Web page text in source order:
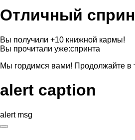
Отличный
Вы получили +10 книжной кармы!
Вы прочитали уже:спринта
Мы гордимся вами! Продолжайте в
alert caption
alert msg